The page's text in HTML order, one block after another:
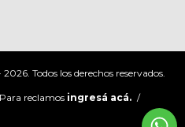
Todos los derechos reservados.
reclamos ingresá acá. /